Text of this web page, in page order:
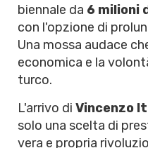
biennale da 6 milioni
con l'opzione di
Una mossa audace
economica e la
turco.
L'arrivo di Vincenzo
solo una scelta di
vera e propria